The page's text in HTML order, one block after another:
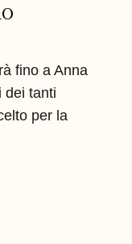
fino a Anna
dei tanti
per la